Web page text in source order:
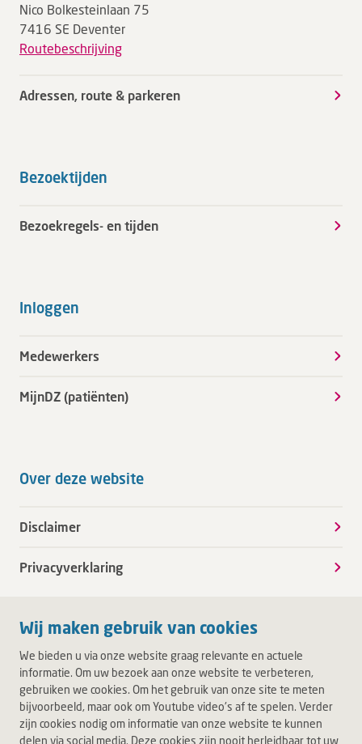
Wij maken gebruik van cookies
We bieden u via onze website graag relevante en actuele
informatie. Om uw bezoek aan onze website te verbeteren,
gebruiken we cookies. Om het gebruik van onze site te meten
bijvoorbeeld, maar ook om Youtube video's af te spelen. Verder
zijn cookies nodig om informatie van onze website te kunnen
delen via social media. Deze cookies zijn nooit herleidbaar tot uw
Nico Bolkesteinlaan 75
7416 SE Deventer
Routebeschrijving
Adressen, route & parkeren
Bezoektijden
Bezoekregels- en tijden
Inloggen
Medewerkers
MijnDZ (patiënten)
Over deze website
Disclaimer
Privacyverklaring